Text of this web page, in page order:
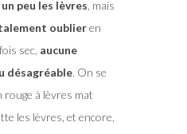
peu les lèvres , mais
oublieren
sec, aucune
désagréable. On se
rouge à lèvres mat
les lèvres, et encore,